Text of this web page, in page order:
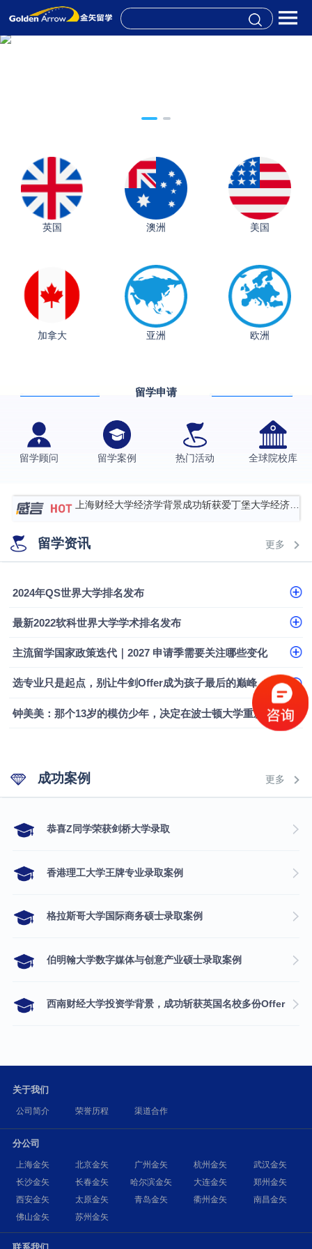
英国 澳洲 美国
加拿大 亚洲 欧洲
留学申请
留学顾问 留学案例 热门活动 全球院校库
香港理工大学王牌专业录取案例
格拉斯哥大学国际商务硕士录取案例
伯明翰大学数字媒体与创意产业硕士录取案例
Offer
上海财经大学经济学背景成功斩获爱丁堡大学经济学
专科逆袭伦敦大学学院UCL录取案例解析
从上海财大2+2到谢菲尔德：低均分逆袭QS百强金
融会计硕士实录
​恭喜Z同学荣获剑桥大学录取
留学资讯 更多
2024年QS世界大学排名发布
最新2022软科世界大学学术排名发布
主流留学国家政策迭代｜2027 申请季需要关注哪些变化
选专业只是起点，别让牛剑Offer成为孩子最后的巅峰
钟美美：那个13岁的模仿少年，决定在波士顿大学重新定义自己
成功案例 更多
​恭喜Z同学荣获剑桥大学录取
香港理工大学王牌专业录取案例
格拉斯哥大学国际商务硕士录取案例
伯明翰大学数字媒体与创意产业硕士录取案例
西南财经大学投资学背景，成功斩获英国名校多份Offer
关于我们
公司简介 荣誉历程 渠道合作
分公司
上海金矢 北京金矢 广州金矢 杭州金矢
武汉金矢
长沙金矢
长春金矢 哈尔滨金矢 大连金矢
郑州金矢
西安金矢
太原金矢 青岛金矢 衢州金矢
南昌金矢
佛山金矢
苏州金矢